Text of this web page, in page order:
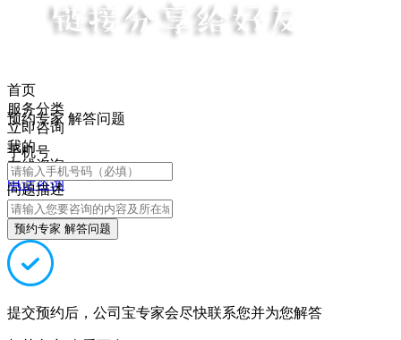
首页
服务分类
立即咨询
我的
在线咨询
电话咨询
预约专家 解答问题
手机号
问题描述
预约专家 解答问题
提交预约后，公司宝专家会尽快联系您并为您解答